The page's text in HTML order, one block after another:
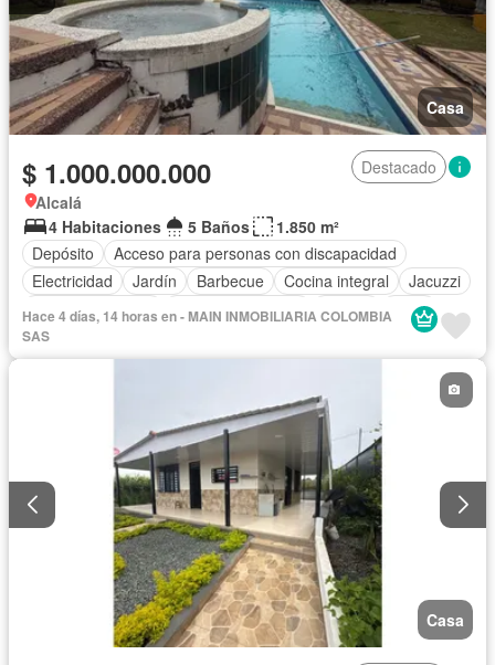
Casa
$ 1.000.000.000
Destacado
Alcalá
4 Habitaciones
5 Baños
1.850 m²
Depósito
Acceso para personas con discapacidad
Electricidad
Jardín Barbecue Cocina integral
Jacuzzi
Vista panorámica
Seguridad privada Piscina Agua
Hace 4 días, 14 horas en - MAIN INMOBILIARIA COLOMBIA
SAS
Casa